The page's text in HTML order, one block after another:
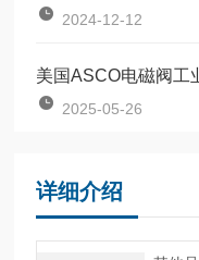
2024-12-12
美国ASCO电磁阀工
2025-05-26
详细介绍